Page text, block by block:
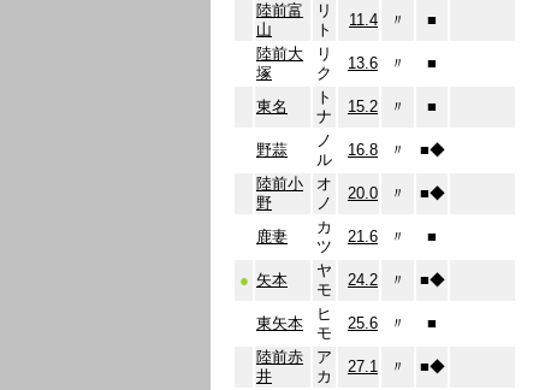
陸前富
山
リ
ト
11.4 〃
■
陸前大
塚
リ
ク
13.6 〃 ■
東名
ト
ナ
15.2 〃 ■
野蒜
ノ
ル
16.8 〃 ■◆
陸前小
野
オ
ノ
20.0 〃 ■◆
鹿妻
カ
ツ
21.6 〃 ■
● 矢本
ヤ
モ
24.2 〃 ■◆
東矢本
ヒ
モ
25.6 〃
■
陸前赤
井
ア
カ
27.1 〃 ■◆